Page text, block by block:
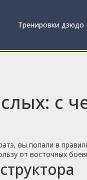
Тренировки дзюдо
с
вы попали в
от восточных